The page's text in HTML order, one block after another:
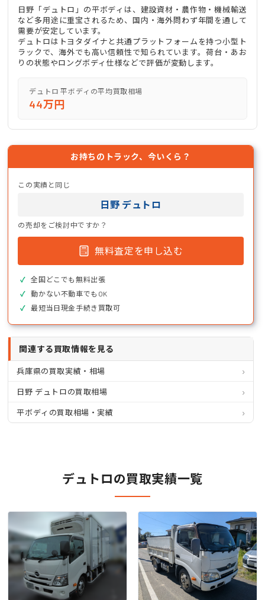
日野「デュトロ」の平ボディは、建設資材・農作物・機械輸送
など多用途に重宝されるため、国内・海外問わず年間を通して
需要が安定しています。
デュトロはトヨタダイナと共通プラットフォームを持つ小型ト
ラックで、海外でも高い信頼性で知られています。荷台・あお
りの状態やロングボディ仕様などで評価が変動します。
デュトロ 平ボディの平均買取相場
44万円
お持ちのトラック、今いくら？
この実績と同じ
日野 デュトロ
の売却をご検討中ですか？
無料査定を申し込む
全国どこでも無料出張
動かない不動車でもOK
最短当日現金手続き買取可
関連する買取情報を見る
兵庫県の買取実績・相場
日野 デュトロの買取相場
平ボディの買取相場・実績
デュトロの買取実績一覧